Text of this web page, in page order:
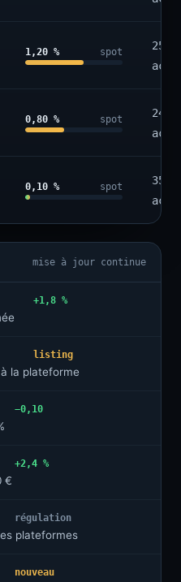
1,20 % spot
250+
0,80 % spot
240+
0,10 % spot
350+
mise à jour continue
+1,8 %
la plateforme
listing
−0,10
€
+2,4 %
plateformes
régulation
nouveau